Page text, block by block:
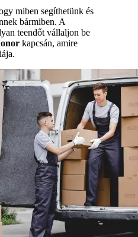
miben segíthetünk és
bármiben. A
teendőt vállaljon be
kapcsán, amire